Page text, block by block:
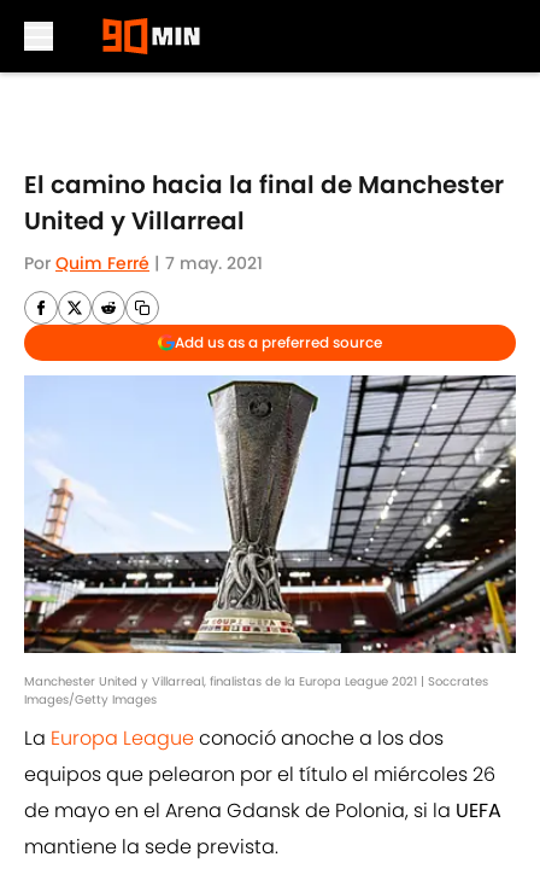
El camino hacia la final de Manchester
United y Villarreal
Por Quim Ferré | 7 may. 2021
Add us as a preferred source
Manchester United y Villarreal, finalistas de la Europa League 2021 | Soccrates
Images/Getty Images
La Europa Leagueconoció anoche a los dos
equipos que pelearon por el título el miércoles 26
de mayo en el Arena Gdansk de Polonia, si la UEFA
mantiene la sede prevista.